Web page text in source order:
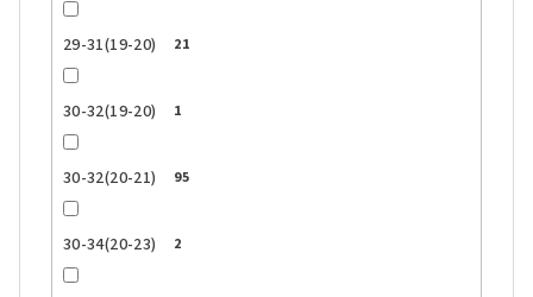
29-31(19-20) 21
30-32(19-20) 1
30-32(20-21) 95
30-34(20-23) 2